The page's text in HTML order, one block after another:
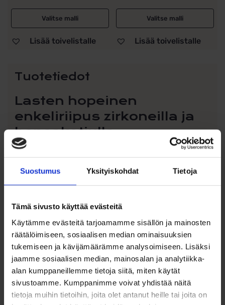
Suostumus Yksityiskohdat Tietoja
Tämä sivusto käyttää evästeitä
Käytämme evästeitä tarjoamamme sisällön ja mainosten
räätälöimiseen, sosiaalisen median ominaisuuksien
tukemiseen ja kävijämäärämme analysoimiseen. Lisäksi
jaamme sosiaalisen median, mainosalan ja analytiikka-
alan kumppaneillemme tietoja siitä, miten käytät
sivustoamme. Kumppanimme voivat yhdistää näitä
tietoja muihin tietoihin, joita olet antanut heille tai joita on
Tuotetiedot
Lasten hopeinen
enkeliriipus zirkoneilla ja
hopeaketjulla
Tämä kaunis ja herkkä hopeinen enkeliriipus lapselleon
Kiiltävästärodinoidusta 925-hopeasta
valmistettu riipus
jotka tuovat koruun hienovaraista kimallusta kuitenkaan
olematta liian näyttäviä – täydellinen valinta lapsen
ensimmäiseksi kaulakoruksi. Siivet ja pyöristetyt muodot
tekevät korusta lempeän ja lapsiystävällisen.
Mukana tulevasäädettävä 36–40 cm hopeaketju
varmistaa hyvän istuvuuden eri ikäisille lapsille. Enkeliriipus
on ihana lahja esimerkiksi
kasteeseen, ristiäisiin,
syntymäpäivään tai kummilahjaksi.
39,00 €
Valitse malli
Lisää toivelistalle
29,00 €
Valitse malli
Lisää toivelistalle